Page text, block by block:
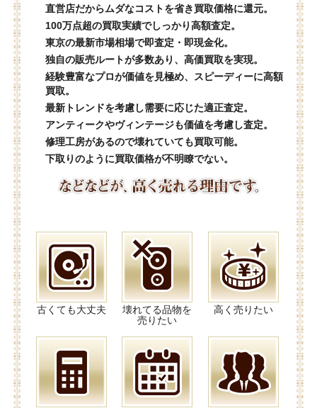
直営店だからムダなコストを省き買取価格に還元。
100万点超の買取実績でしっかり高額査定。
東京の最新市場相場で即査定・即現金化。
独自の販売ルートが多数あり、高価買取を実現。
経験豊富なプロが価値を見極め、スピーディーに高額
買取。
最新トレンドを考慮し需要に応じた適正査定。
アンティークやヴィンテージも価値を考慮し査定。
修理工房があるので壊れていても買取可能。
下取りのように買取価格が不明瞭でない。
古くても大丈夫
壊れてる品物を
売りたい
高く売りたい